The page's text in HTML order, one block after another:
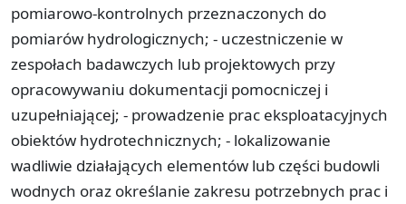
pomiarowo-kontrolnych przeznaczonych do
pomiarów hydrologicznych; - uczestniczenie w
zespołach badawczych lub projektowych przy
opracowywaniu dokumentacji pomocniczej i
uzupełniającej; - prowadzenie prac eksploatacyjnych
obiektów hydrotechnicznych; - lokalizowanie
wadliwie działających elementów lub części budowli
wodnych oraz określanie zakresu potrzebnych prac i